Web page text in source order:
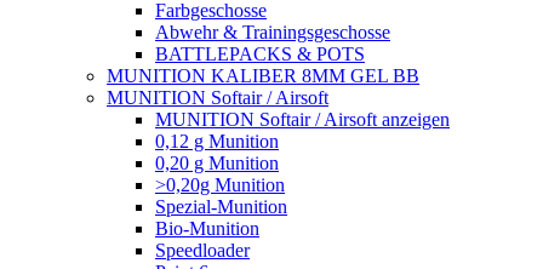
Farbgeschosse
Abwehr & Trainingsgeschosse
BATTLEPACKS & POTS
MUNITION KALIBER 8MM GEL BB
MUNITION Softair / Airsoft
MUNITION Softair / Airsoft anzeigen
0,12 g Munition
0,20 g Munition
>0,20g Munition
Spezial-Munition
Bio-Munition
Speedloader